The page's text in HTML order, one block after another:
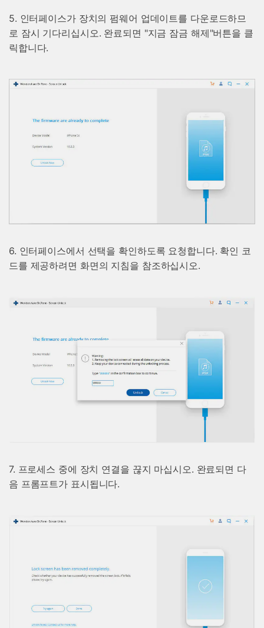
5. 인터페이스가 장치의 펌웨어 업데이트를 다운로드하므
로 잠시 기다리십시오. 완료되면 "지금 잠금 해제"버튼을 클
릭합니다.
6. 인터페이스에서 선택을 확인하도록 요청합니다. 확인 코
드를 제공하려면 화면의 지침을 참조하십시오.
7. 프로세스 중에 장치 연결을 끊지 마십시오. 완료되면 다
음 프롬프트가 표시됩니다.